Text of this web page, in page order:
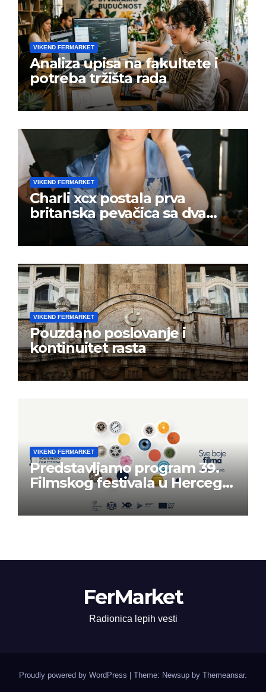
VIKEND FERMARKET
Analiza upisa na fakultete i
potreba tržišta rada
VIKEND FERMARKET
Charli xcx postala prva
britanska pevačica sa dva
albuma na prvom mestu u
istoj kalendarskoj godini
VIKEND FERMARKET
Pouzdano poslovanje i
kontinuitet rasta
VIKEND FERMARKET
Predstavljamo program 39.
Filmskog festivala u Herceg
FerMarket
Radionica lepih vesti
Proudly powered by WordPress Theme: Newsup by Themeansar.